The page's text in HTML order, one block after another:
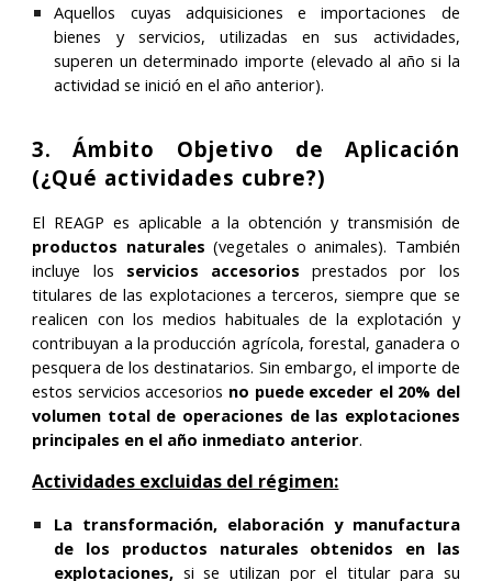
Aquellos cuyas adquisiciones e importaciones de
bienes y servicios, utilizadas en sus actividades,
superen un determinado importe (elevado al año si la
actividad se inició en el año anterior).
3. Ámbito Objetivo de Aplicación
(¿Qué actividades cubre?)
El REAGP es aplicable a la obtención y transmisión de
productos naturales (vegetales o animales). También
incluye los servicios accesorios prestados por los
titulares de las explotaciones a terceros, siempre que se
realicen con los medios habituales de la explotación y
contribuyan a la producción agrícola, forestal, ganadera o
pesquera de los destinatarios. Sin embargo, el importe de
estos servicios accesorios no puede exceder el 20% del
volumen total de operaciones de las explotaciones
principales en el año inmediato anterior.
Actividades excluidas del régimen:
La transformación, elaboración y manufactura
de los productos naturales obtenidos en las
explotaciones, si se utilizan por el titular para su